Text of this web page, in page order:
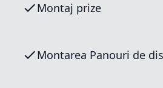
Montaj prize
Montarea Panouri de